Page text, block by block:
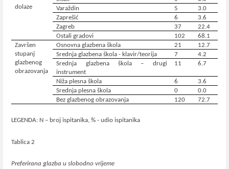
dolaze
Varaždin
5
3.0
Zaprešić
6
3.6
Zagreb
37
22.4
Ostali gradovi
102
68.1
Završen
stupanj
glazbenog
obrazovanja
Osnovna glazbena škola 21
12.7
Srednja glazbena škola - klavir/teorija
7
4.2
Srednja glazbena škola – drugi
instrument
11 6.7
Niža plesna škola 6
3.6
Srednja plesna škola
0
0.0
Bez glazbenog obrazovanja
120 72.7
LEGENDA: N – broj ispitanika, % - udio ispitanika
Tablica 2
Preferirana glazba u slobodno vrijeme